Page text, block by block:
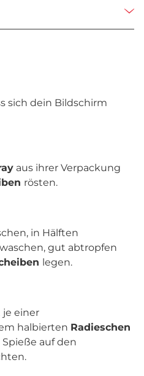
sich dein Bildschirm
aus ihrer Verpackung
rösten.
in Hälften
waschen, gut abtropfen
legen.
je einer
halbierten Radieschen
auf den